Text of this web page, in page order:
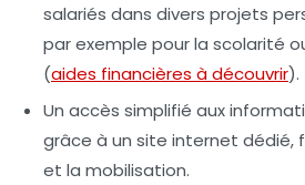
salariés dans divers projets
par exemple pour la scolarité
(aides financières à découvrir).
Un accès simplifié aux
grâce à un site internet dédié,
et la mobilisation.